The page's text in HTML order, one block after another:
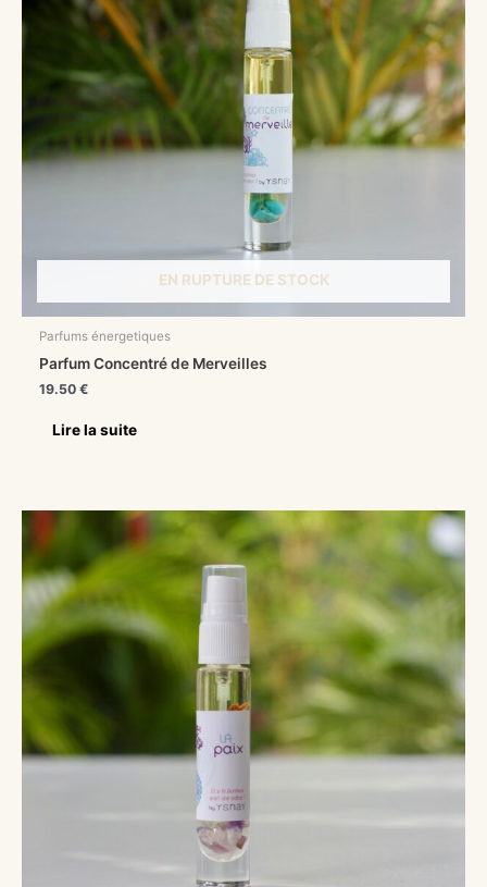
EN RUPTURE DE STOCK
Parfums énergetiques
Parfum Concentré de Merveilles
19.50€
Lire la suite